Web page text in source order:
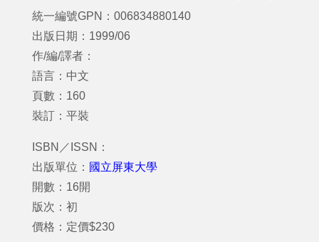
統一編號GPN：006834880140
出版日期：1999/06
作/編/譯者：
語言：中文
頁數：160
裝訂：平裝
ISBN／ISSN：
出版單位： 國立屏東大學
開數：16開
版次：初
價格：定價$230